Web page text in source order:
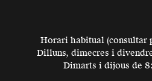
Horari habitual (consultar
Dilluns, dimecres i
Dimarts i dijous de